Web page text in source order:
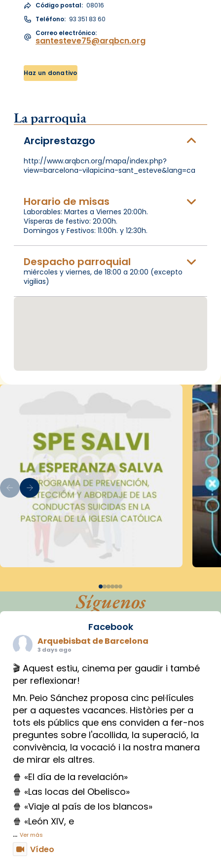
Código postal: 08016
Teléfono: 93 351 83 60
Correo electrónico:
santesteve75@arqbcn.org
Haz un donativo
La parroquia
Arciprestazgo
http://www.arqbcn.org/mapa/index.php?
view=barcelona-vilapicina-sant_esteve&lang=ca
Horario de misas
Laborables: Martes a Viernes 20:00h.
Vísperas de festivo: 20:00h.
Domingos y Festivos: 11:00h. y 12:30h.
Despacho parroquial
miércoles y viernes, de 18:00 a 20:00 (excepto
vigilias)
Síguenos
Facebook
Arquebisbat de Barcelona
3 days ago
🎬 Aquest estiu, cinema per gaudir i també
per reflexionar!
Mn. Peio Sánchez proposa cinc pel·lícules
per a aquestes vacances. Històries per a
tots els públics que ens conviden a fer-nos
preguntes sobre l'acollida, la superació, la
convivència, la vocació i la nostra manera
de mirar els altres.
🍿 «El día de la revelación»
🍿 «Las locas del Obelisco»
🍿 «Viaje al país de los blancos»
🍿 «León XIV, e
... Ver más
Vídeo